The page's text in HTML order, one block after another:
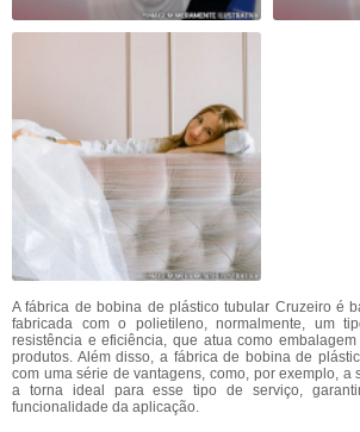
A fábrica de bobina de plástico tubular Cruzeiro é
fabricada com o polietileno, normalmente, um
resistência e eficiência, que atua como
produtos. Além disso, a fábrica de bobina de
com uma série de vantagens, como, por exemplo, a
a torna ideal para esse tipo de serviço,
funcionalidade da aplicação.